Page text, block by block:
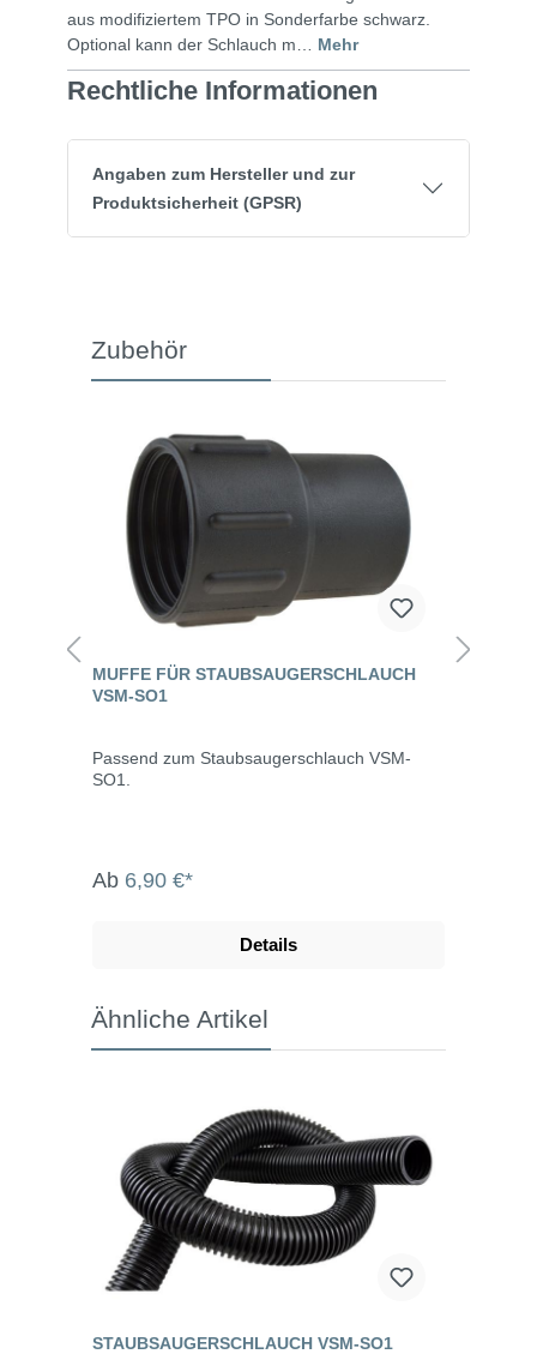
aus modifiziertem TPO in Sonderfarbe schwarz.
Optional kann der Schlauch m… Mehr
Rechtliche Informationen
Angaben zum Hersteller und zur
Produktsicherheit (GPSR)
Zubehör
MUFFE FÜR STAUBSAUGERSCHLAUCH
VSM-SO1
Passend zum Staubsaugerschlauch VSM-
SO1.
Ab 6,90 €*
Details
Ähnliche Artikel
STAUBSAUGERSCHLAUCH VSM-SO1